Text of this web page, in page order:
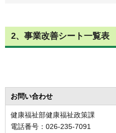
2、事業改善シート一覧表
お問い合わせ
健康福祉部健康福祉政策課
電話番号：026-235-7091